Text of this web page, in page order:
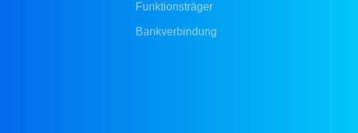
Funktionsträger
Bankverbindung